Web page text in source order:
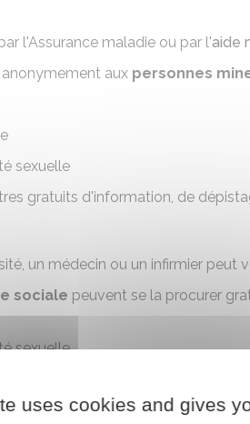
l'Assurance maladie ou par l'aide
aux personnes
sexuelle
gratuits d'information, de
un médecin ou un infirmier peut
sociale peuvent se la procurer
sexuelle
gratuits d'information, de
uses cookies and gives